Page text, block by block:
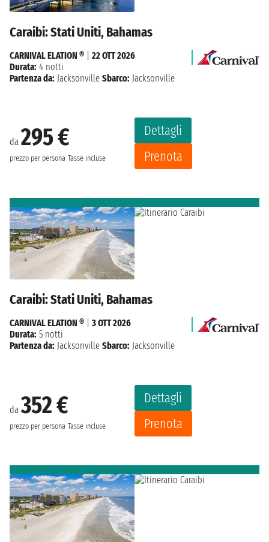
Caraibi: Stati Uniti, Bahamas
da 295 €
prezzo per persona Tasse incluse
Dettagli
Prenota
CARNIVAL ELATION ®
22 OTT 2026
Durata: 4 notti
Partenza da: Jacksonville Sbarco: Jacksonville
Caraibi: Stati Uniti, Bahamas
da352 €
prezzo per persona Tasse incluse
Dettagli
Prenota
CARNIVAL ELATION ®
3 OTT 2026
Durata: 5 notti
Partenza da: Jacksonville Sbarco: Jacksonville